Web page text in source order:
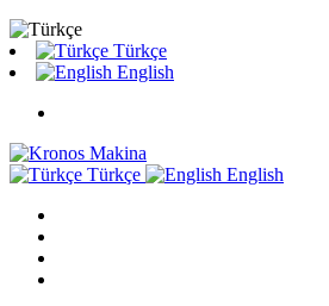
Türkçe
English
Türkçe English